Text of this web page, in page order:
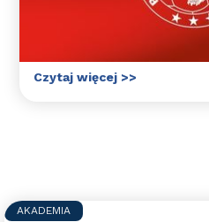
mistrzowskim bądź
Czytaj więcej >>
AKADEMIA